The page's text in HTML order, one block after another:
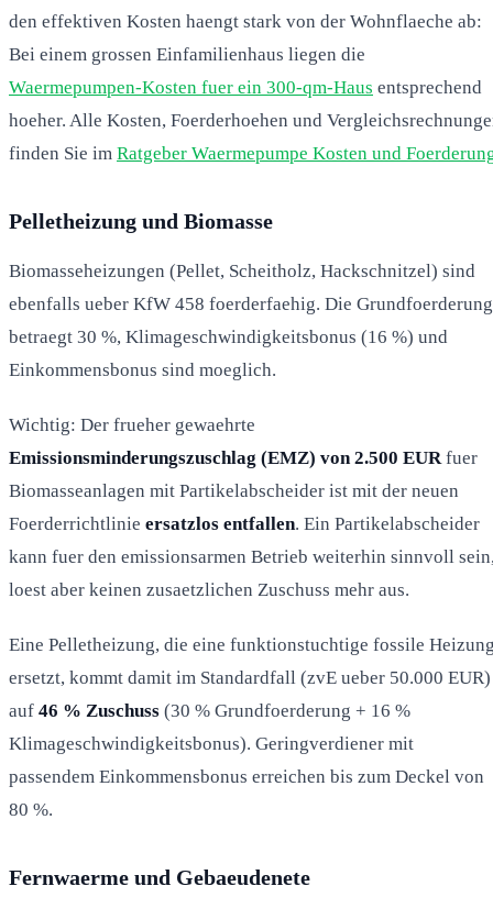
den effektiven Kosten haengt stark von der Wohnflaeche ab:
Bei einem grossen Einfamilienhaus liegen die
Waermepumpen-Kosten fuer ein 300-qm-Haus entsprechend
hoeher. Alle Kosten, Foerderhoehen und
finden Sie im Ratgeber Waermepumpe Kosten und
Pelletheizung und Biomasse
Biomasseheizungen (Pellet, Scheitholz, Hackschnitzel) sind
ebenfalls ueber KfW 458 foerderfaehig. Die Grundfoerderung
betraegt 30 %, Klimageschwindigkeitsbonus (16 %) und
Einkommensbonus sind moeglich.
Wichtig: Der frueher gewaehrte
Emissionsminderungszuschlag (EMZ) von 2.500 EUR fuer
Biomasseanlagen mit Partikelabscheider ist mit der neuen
Foerderrichtlinie ersatzlos entfallen. Ein Partikelabscheider
kann fuer den emissionsarmen Betrieb weiterhin sinnvoll
loest aber keinen zusaetzlichen Zuschuss mehr aus.
Eine Pelletheizung, die eine funktionstuchtige fossile
ersetzt, kommt damit im Standardfall (zvE ueber 50.000 EUR)
auf 46 % Zuschuss (30 % Grundfoerderung + 16 %
Klimageschwindigkeitsbonus). Geringverdiener mit
passendem Einkommensbonus erreichen bis zum Deckel von
80 %.
Fernwaerme und Gebaeudenete